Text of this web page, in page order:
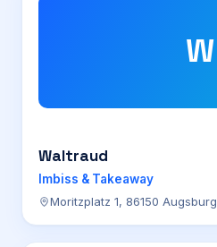
W
Waltraud
Imbiss & Takeaway
Moritzplatz 1, 86150 Augsburg